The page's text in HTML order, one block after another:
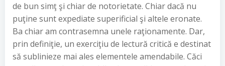
de bun simţ şi chiar de notorietate. Chiar dacă nu
puţine sunt expediate superificial şi altele eronate.
Ba chiar am contrasemna unele raţionamente. Dar,
prin definiţie, un exerciţiu de lectură critică e destinat
să sublinieze mai ales elementele amendabile. Căci